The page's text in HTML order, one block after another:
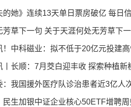
的她》连续13天单日票房破亿 每日
芳草下一句 关于天涯何处无芳草下
！中科磁业：拟不低于20亿元投建
丨长顺：7月茭白迎丰收 探索种植新
：我国援外医疗队诊治患者近3亿人
民生加银中证企业核心50ETF增聘